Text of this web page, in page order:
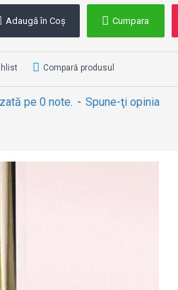
pe 0 note. - Spune-ţi opinia
Adaugă în Coş Cumpara
Compară produsul